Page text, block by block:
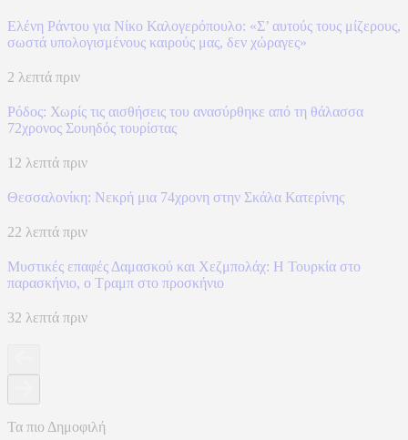
Ελένη Ράντου για Νίκο Καλογερόπουλο: «Σ’ αυτούς τους μίζερους,
σωστά υπολογισμένους καιρούς μας, δεν χώραγες»
2 λεπτά πριν
Ρόδος: Χωρίς τις αισθήσεις του ανασύρθηκε από τη θάλασσα
72χρονος Σουηδός τουρίστας
12 λεπτά πριν
Θεσσαλονίκη: Νεκρή μια 74χρονη στην Σκάλα Κατερίνης
22 λεπτά πριν
​Μυστικές επαφές Δαμασκού και Χεζμπολάχ: Η Τουρκία στο
παρασκήνιο, ο Τραμπ στο προσκήνιο
32 λεπτά πριν
Τα πιο Δημοφιλή